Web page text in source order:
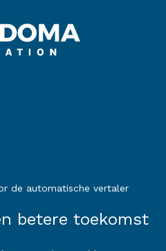
de automatische vertaler
betere toekomst